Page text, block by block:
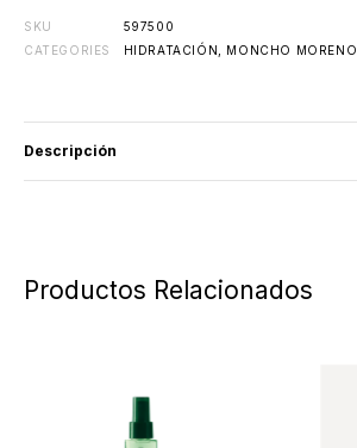
SKU
597500
CATEGORIES
HIDRATACIÓN MONCHO MORENO
Descripción
Productos Relacionados